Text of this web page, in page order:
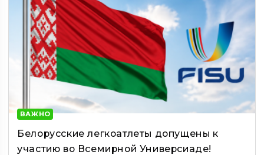
ВАЖНО
Белорусские легкоатлеты допущены к
участию во Всемирной Универсиаде!